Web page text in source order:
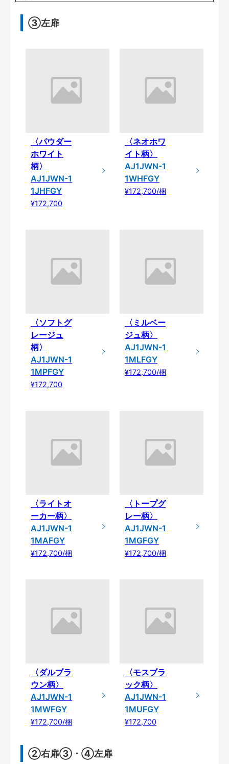
③左扉
〈パウダー
ホワイト
柄〉
AJ1JWN-1
1JHFGY
¥172,700
〈ネオホワ
イト柄〉
AJ1JWN-1
1WHFGY
¥172,700/梱
〈ソフトグ
レージュ
柄〉
AJ1JWN-1
1MPFGY
¥172,700
〈ミルベー
ジュ柄〉
AJ1JWN-1
1MLFGY
¥172,700/梱
〈ライトオ
ーカー柄〉
AJ1JWN-1
1MAFGY
¥172,700/梱
〈トープグ
レー柄〉
AJ1JWN-1
1MGFGY
¥172,700/梱
〈ダルブラ
ウン柄〉
AJ1JWN-1
1MWFGY
¥172,700/梱
〈モスブラ
ック柄〉
AJ1JWN-1
1MUFGY
¥172,700
②右扉③・④左扉